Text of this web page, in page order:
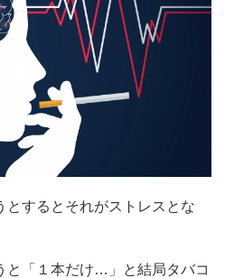
とするとそれがストレスとな
と「１本だけ…」と結局タバコ